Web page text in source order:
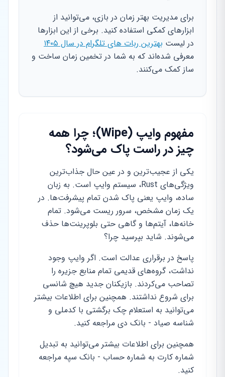
برای مدیریت بهتر زمان در بازی، می‌توانید از
ابزارهای کمکی استفاده کنید. برخی از این ابزارها
در لیست بهترین ربات های تلگرام در سال ۱۴۰۵
معرفی شده‌اند که به شما در تخمین زمان ساخت و
ساز کمک می‌کنند.
مفهوم وایپ (Wipe)؛ چرا همه
چیز در راست پاک می‌شود؟
یکی از عجیب‌ترین و در عین حال جذاب‌ترین
ویژگی‌های Rust، سیستم وایپ است. به زبان
ساده، وایپ یعنی پاک شدن تمام پیشرفت‌ها. در
یک زمان مشخص، سرور ریست می‌شود. تمام
خانه‌ها، آیتم‌ها و گاهی حتی بلوپرینت‌ها حذف
می‌شوند. شاید بپرسید چرا؟
پاسخ در برقراری عدالت است. اگر وایپ وجود
نداشت، گروه‌های قدیمی تمام منابع جزیره را
تصاحب می‌کردند. بازیکنان جدید هیچ شانسی
برای شروع نداشتند. همچنین برای اطلاعات بیشتر
می‌توانید به استعلام چک برگشتی با کدملی و
شناسه صیاد - بانک دی مراجعه کنید.
همچنین برای اطلاعات بیشتر می‌توانید به تبدیل
شماره کارت به شماره حساب - بانک سپه مراجعه
کنید.